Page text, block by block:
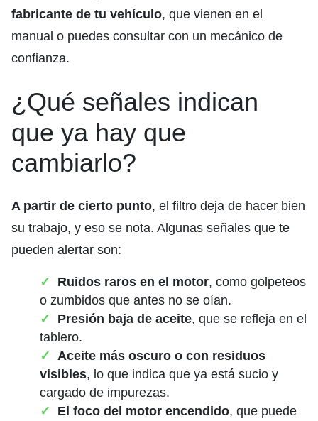
fabricante de tu vehículo, que vienen en el
manual o puedes consultar con un mecánico de
confianza.
¿Qué señales indican
que ya hay que
cambiarlo?
A partir de cierto punto, el filtro deja de hacer bien
su trabajo, y eso se nota. Algunas señales que te
pueden alertar son:
Ruidos raros en el motor, como golpeteos
o zumbidos que antes no se oían.
Presión baja de aceite, que se refleja en el
tablero.
Aceite más oscuro o con residuos
visibles, lo que indica que ya está sucio y
cargado de impurezas.
El foco del motor encendido, que puede